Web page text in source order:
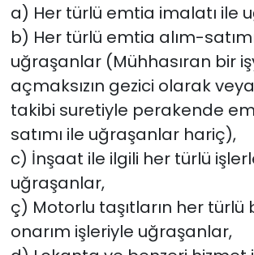
a) Her türlü emtia imalatı ile
b) Her türlü emtia alım-
uğraşanlar (Mühhasıran bir
açmaksızın gezici olarak
takibi suretiyle perakende
satımı ile uğraşanlar hariç),
c) İnşaat ile ilgili her türlü
uğraşanlar,
ç) Motorlu taşıtların her türlü
onarım işleriyle uğraşanlar,